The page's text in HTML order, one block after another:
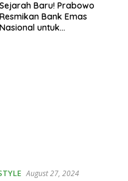
Sejarah Baru! Prabowo
Resmikan Bank Emas
Nasional untuk
August 27, 2024